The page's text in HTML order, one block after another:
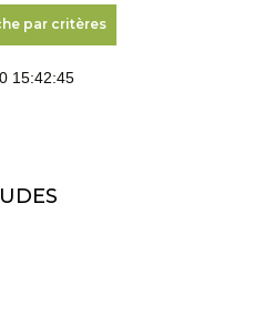
par critères
15:42:45